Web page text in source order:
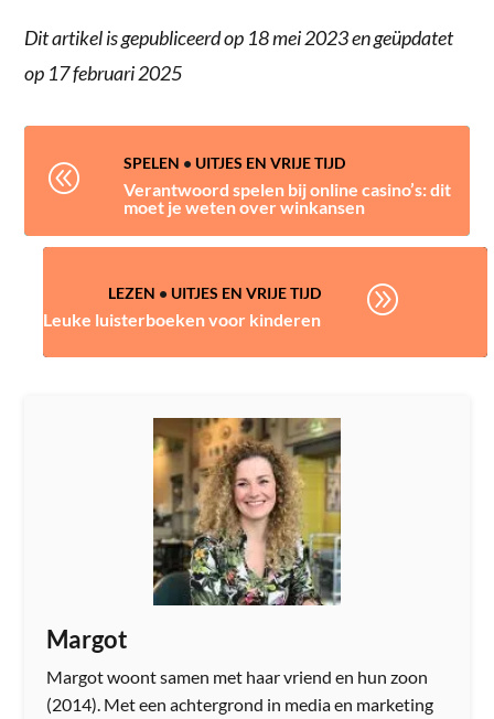
Dit artikel is gepubliceerd op 18 mei 2023 en geüpdatet
op 17 februari 2025
@ SPELEN •UITJES EN VRIJE TIJD
Verantwoord spelen bij online casino’s: dit
moet je weten over winkansen
LEZEN • UITJES EN VRIJE TIJD
Leuke luisterboeken voor kinderen
A
Margot
Margot woont samen met haar vriend en hun zoon
(2014). Met een achtergrond in media en marketing